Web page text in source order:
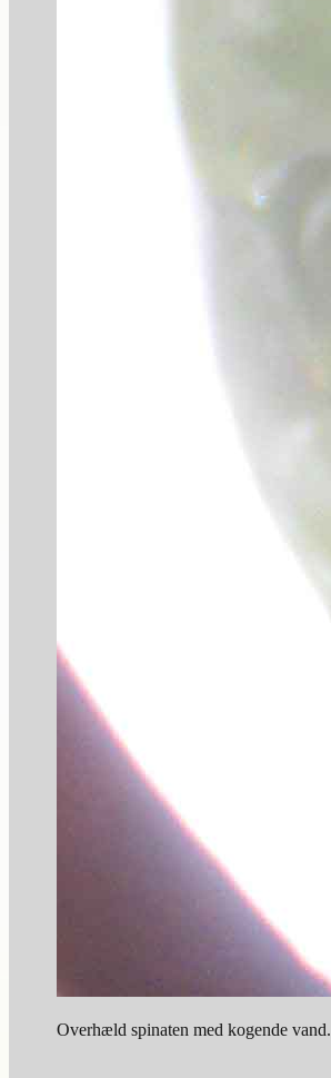
Overhæld spinaten med kogende vand.